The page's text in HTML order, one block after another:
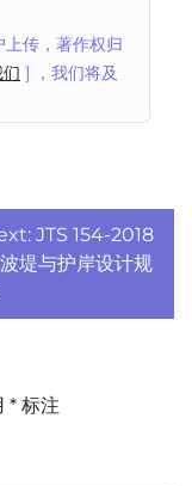
传，著作权归
] ，我们将及
JTS 154-2018
堤与护岸设计规
* 标注